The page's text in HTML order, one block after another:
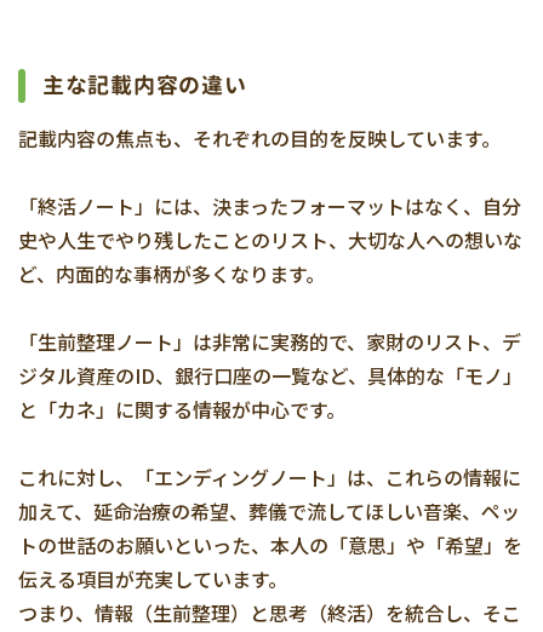
主な記載内容の違い
記載内容の焦点も、それぞれの目的を反映しています。
「終活ノート」には、決まったフォーマットはなく、自分
史や人生でやり残したことのリスト、大切な人への想いな
ど、内面的な事柄が多くなります。
「生前整理ノート」は非常に実務的で、家財のリスト、デ
ジタル資産のID、銀行口座の一覧など、具体的な「モノ」
と「カネ」に関する情報が中心です。
これに対し、「エンディングノート」は、これらの情報に
加えて、延命治療の希望、葬儀で流してほしい音楽、ペッ
トの世話のお願いといった、本人の「意思」や「希望」を
伝える項目が充実しています。
つまり、情報（生前整理）と思考（終活）を統合し、そこ